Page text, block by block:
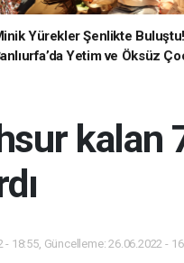
Yürekler Şenlikte Buluştu!
Yetim ve Öksüz
kalan
18:55, Güncelleme: 26.06.2022 -